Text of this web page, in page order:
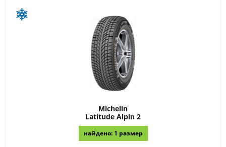
Michelin
Latitude Alpin 2
найдено: 1 размер